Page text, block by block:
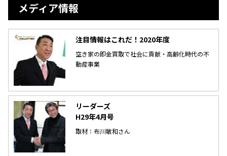
メディア情報
注目情報はこれだ！2020年度
空き家の即金買取で社会に貢献・高齢化時代の不
動産事業
リーダーズ
H29年4月号
取材：布川敏和さん